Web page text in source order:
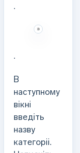
.
.
В
наступному
вікні
введіть
назву
категоріі.